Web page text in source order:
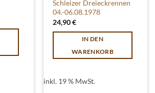
Schleizer Dreieckrennen
04.-06.08.1978
24,90€
IN DEN
WARENKORB
inkl. 19 % MwSt.